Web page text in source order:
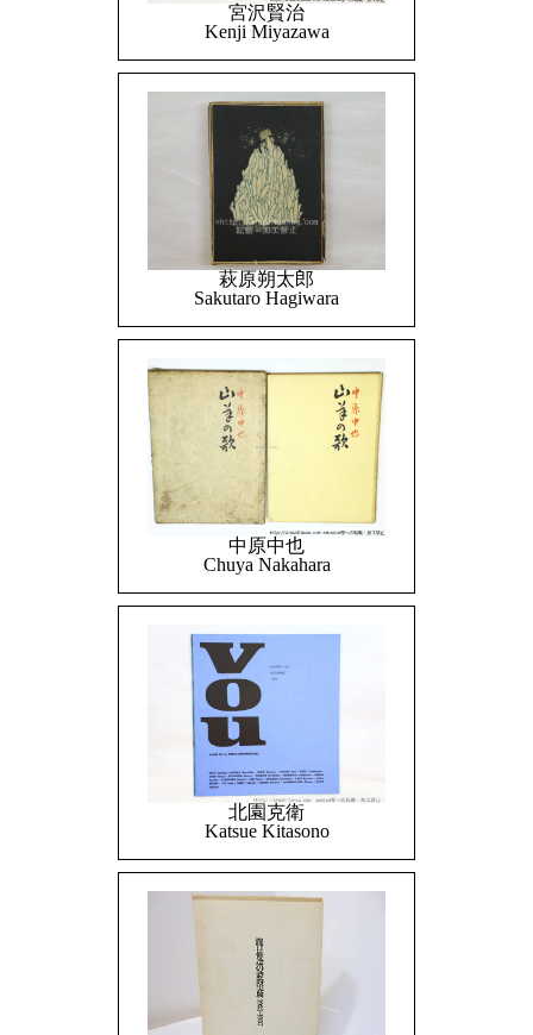
宮沢賢治
Kenji Miyazawa
萩原朔太郎
Sakutaro Hagiwara
中原中也
Chuya Nakahara
北園克衛
Katsue Kitasono